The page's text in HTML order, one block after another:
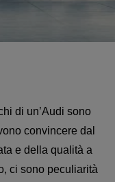
di un’Audi sono
convincere dal
e della qualità a
ci sono peculiarità